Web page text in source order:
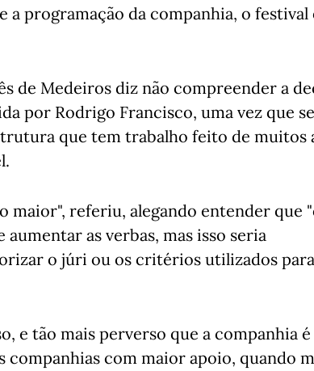
a programação da companhia, o festival
de Medeiros diz não compreender a
por Rodrigo Francisco, uma vez que se
que tem trabalho feito de muitos
maior", referiu, alegando entender que
as verbas, mas isso seria
o júri ou os critérios utilizados
e tão mais perverso que a companhia é
companhias com maior apoio, quando